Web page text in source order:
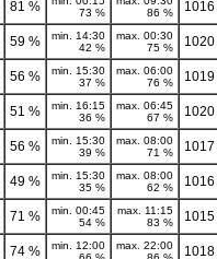
81 %
73 %
86 %
59 %
min. 14:30
42 %
max. 00:30
75 %
56 %
min. 15:30
37 %
max. 06:00
76 %
51 %
min. 16:15
36 %
max. 06:45
67 %
56 %
min. 15:30
39 %
max. 08:00
71 %
49 %
min. 15:30
35 %
max. 08:00
62 %
71 %
min. 00:45
54 %
max. 11:15
83 %
74 %
min. 12:00
max. 22:00